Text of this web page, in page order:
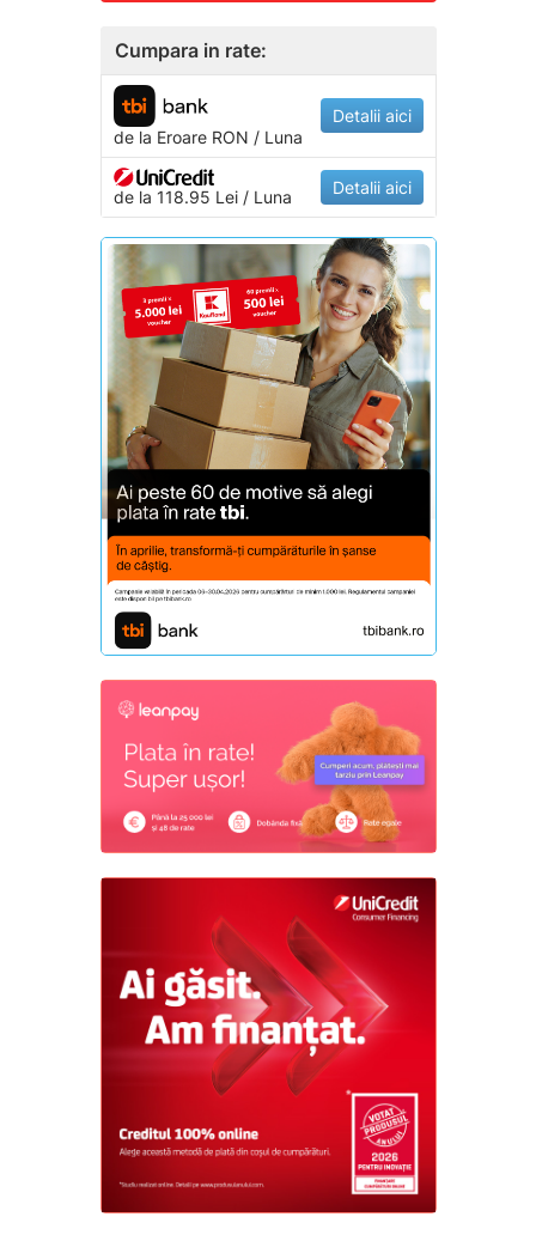
Cumpara in rate:
de la EroareRON / Luna
Detalii aici
de la 118.95 Lei / Luna Detalii aici